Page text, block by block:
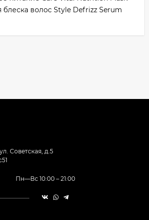
блеска волос Style Defrizz Serum
Советская, д.5
Пн—Вс 10:00 – 21:00